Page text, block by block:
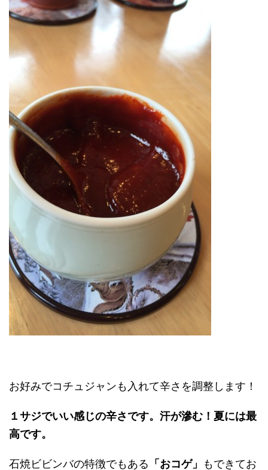
お好みでコチュジャンも入れて辛さを調整します！
１サジでいい感じの辛さです。汗が滲む！夏には最
高です。
石焼ビビンバの特徴でもある 「おコゲ」 もできてお